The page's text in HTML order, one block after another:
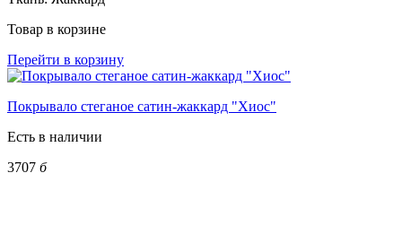
Товар в корзине
Перейти в корзину
Покрывало стеганое сатин-жаккард "Хиос"
Есть в наличии
3707 б